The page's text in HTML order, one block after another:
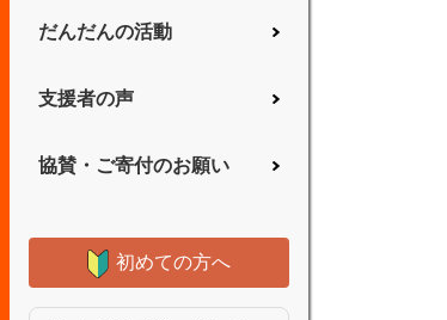
だんだんの活動
支援者の声
協賛・ご寄付のお願い
初めての方へ